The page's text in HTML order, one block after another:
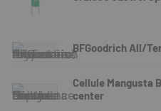
BFGoodrich All/
Cellule Mangusta
center